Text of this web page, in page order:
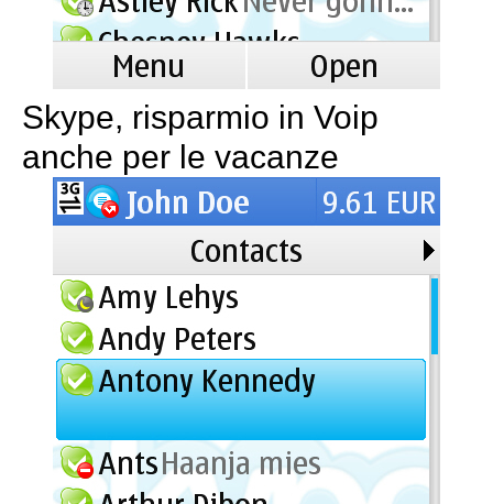
Skype, risparmio in Voip
anche per le vacanze